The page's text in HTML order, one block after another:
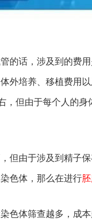
的话，涉及到的费
外培养、移植费用
，但由于每个人的
但由于涉及到精子
色体，那么在进行
色体筛查越多，成